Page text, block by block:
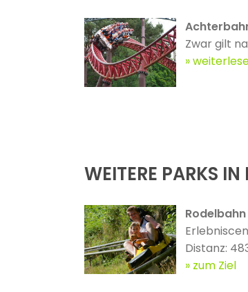
Zwar gilt
WEITERE PARKS IN
Distanz:
zum Ziel